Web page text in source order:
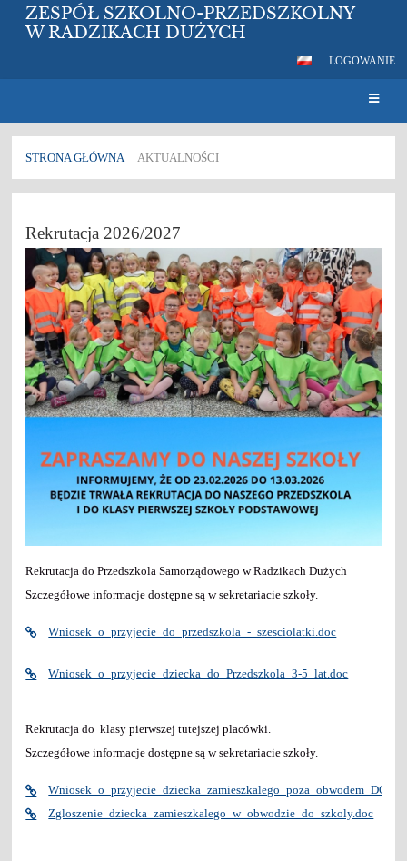
ZESPÓŁ SZKOLNO-PRZEDSZKOLNY
W RADZIKACH DUŻYCH
LOGOWANIE
STRONA GŁÓWNA AKTUALNOŚCI
Rekrutacja 2026/2027
Rekrutacja do Przedszkola Samorządowego w Radzikach Dużych
Szczegółowe informacje dostępne są w sekretariacie szkoły.
Wniosek_o_przyjecie_do_przedszkola_-_szesciolatki.doc
Wniosek_o_przyjecie_dziecka_do_Przedszkola_3-5_lat.doc
Rekrutacja do klasy pierwszej tutejszej placówki.
Szczegółowe informacje dostępne są w sekretariacie szkoły.
Zgloszenie_dziecka_zamieszkalego_w_obwodzie_do_szkoly.doc